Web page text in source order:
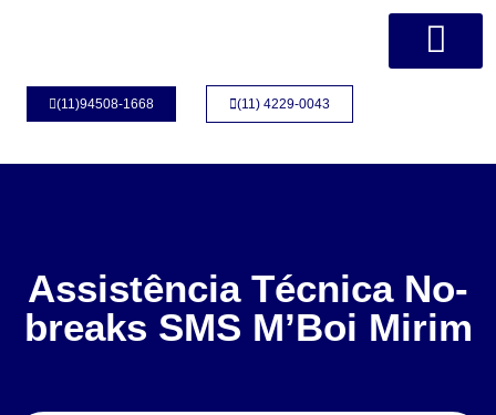
(11)94508-1668 (11) 4229-0043
Assistência Técnica No-
breaks SMS M’Boi Mirim